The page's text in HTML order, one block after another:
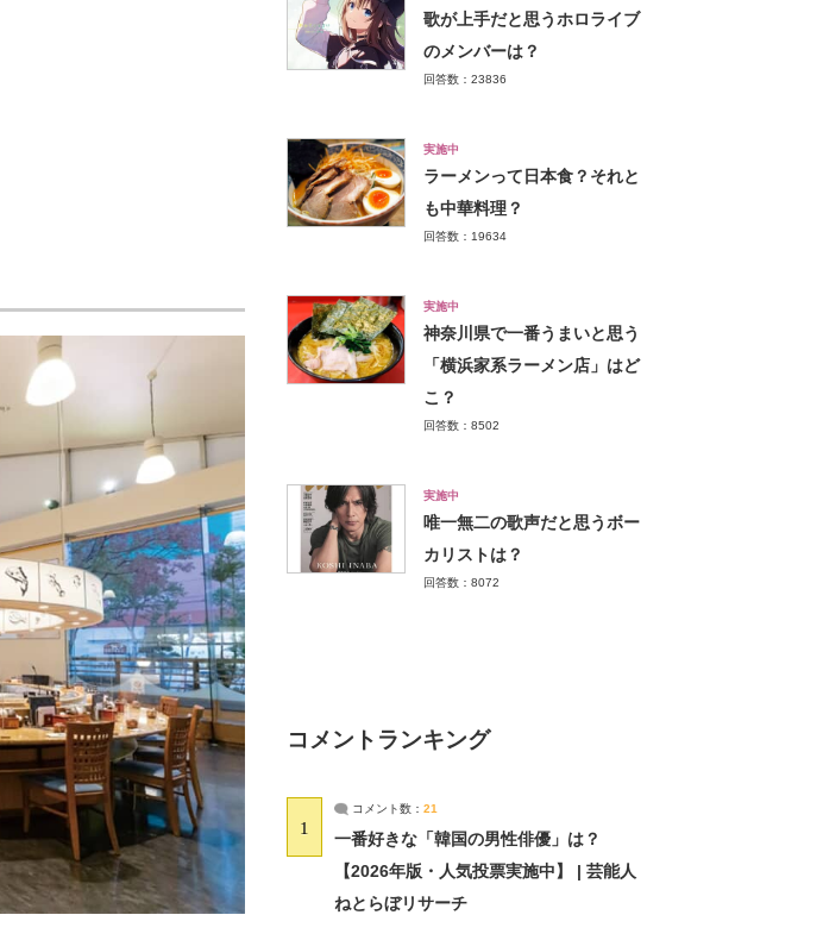
歌が上手だと思うホロライブ
のメンバーは？
回答数：23836
実施中
ラーメンって日本食？それと
も中華料理？
回答数：19634
実施中
神奈川県で一番うまいと思う
「横浜家系ラーメン店」はど
こ？
回答数：8502
実施中
唯一無二の歌声だと思うボー
カリストは？
回答数：8072
コメントランキング
1
コメント数： 21
一番好きな「韓国の男性俳優」は？
【2026年版・人気投票実施中】 | 芸能人
ねとらぼリサーチ